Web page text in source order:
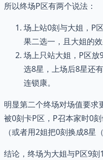
所以终场P区有两个说法：
场上站0刻与大姐，P
果二选一，且大姐的
场上只站大姐，P区
选8星，上场后8星还
连锁康。
明显第二个终场对场值要求
被0刻卡P区，P召本家时0
（或者用2姐把0刻换成8星
结论，终场为大姐与P区9